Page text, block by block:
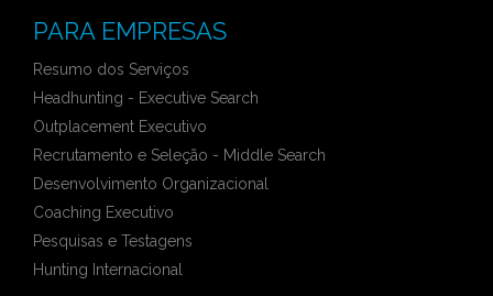
PARA EMPRESAS
Resumo dos Serviços
Headhunting - Executive Search
Outplacement Executivo
Recrutamento e Seleção - Middle Search
Desenvolvimento Organizacional
Coaching Executivo
Pesquisas e Testagens
Hunting Internacional